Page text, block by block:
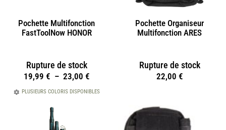
Pochette Multifonction
FastToolNow HONOR
Rupture de stock
19,99 € – 23,00 €
PLUSIEURS COLORIS DISPONIBLES
Pochette Organiseur
Multifonction ARES
Rupture de stock
22,00 €